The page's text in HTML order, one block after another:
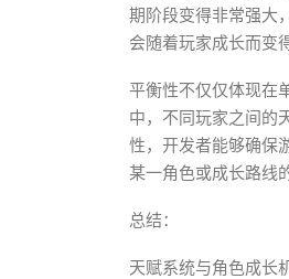
期阶段变得非常强大
会随着玩家成长而变
平衡性不仅仅体现在
中，不同玩家之间的
性，开发者能够确保
某一角色或成长路线
总结：
天赋系统与角色成长